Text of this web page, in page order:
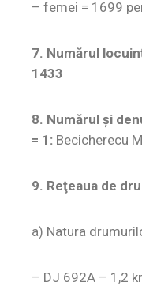
– femei = 1699
7. Numărul
1433
8. Numărul şi
= 1: Becicherecu
9. Reţeaua de
a) Natura
– DJ 692A